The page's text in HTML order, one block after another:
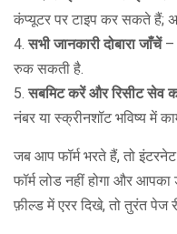
कंप्यूटर पर टाइप कर सकते हैं;
4.सभी जानकारी दोबारा जाँचें–
रुक सकती है.
5.सबमिट करें और रिसीट सेव
नंबर या स्क्रीनशॉट भविष्य में
जब आप फॉर्म भरते हैं, तो
फॉर्म लोड नहीं होगा और
फ़ील्ड में एरर दिखे, तो तुरंत पेज